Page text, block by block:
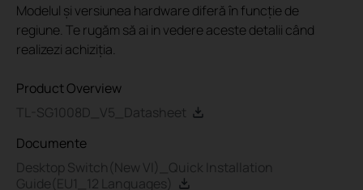
Modelul și versiunea hardware diferă în funcție de
regiune. Te rugăm să ai in vedere aceste detalii când
realizezi achiziția.
Product Overview
TL-SG1008D_V5_Datasheet
Documente
Desktop Switch(New VI)_Quick Installation
Guide(EU1_12 Languages)